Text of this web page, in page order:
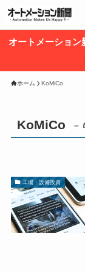
オートメーション
ホーム KoMiCo
KoMiCo –
工場・設備投資